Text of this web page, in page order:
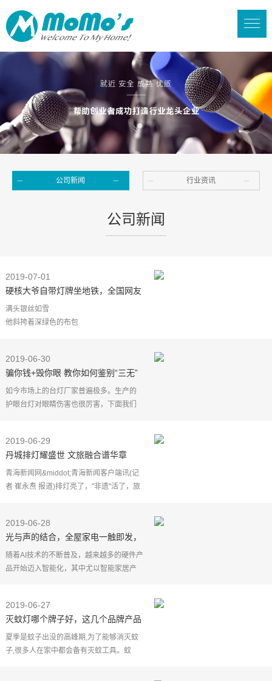
公司新闻 行业资讯
公司新闻
2019-07-01
硬核大爷自带灯牌坐地铁，全国网友
狂赞：你大爷还是你大爷
满头银丝如雪
他斜挎着深绿色的布包
"勿需让座"四个字分外显眼&hellip;&hellip;
辽宁省大连市地铁上近日出现的一名老人
2019-06-30
骗你钱+毁你眼 教你如何鉴别“三无”
护眼灯
如今市场上的台灯厂家普遍极多。生产的
护眼台灯对眼睛伤害也很厉害，下面我们
关于蓝光的危害
护眼台灯的LED光源
2019-06-29
丹城排灯耀盛世 文旅融合谱华章
青海新闻网&middot;青海新闻客户端讯(记
者 崔永焘 报道)排灯亮了，"非遗"活了，旅
刻文化广场
2019-06-28
光与声的结合，全屋家电一触即发，
小唛MINE智慧一体灯体验
随着AI技术的不断普及，越来越多的硬件产
品开始迈入智能化，其中尤以智能家居产
品的出现可谓极大
2019-06-27
灭蚊灯哪个牌子好，这几个品牌产品
人气颇高
夏季是蚊子出没的高峰期,为了能够消灭蚊
子,很多人在家中都会备有灭蚊工具。蚊